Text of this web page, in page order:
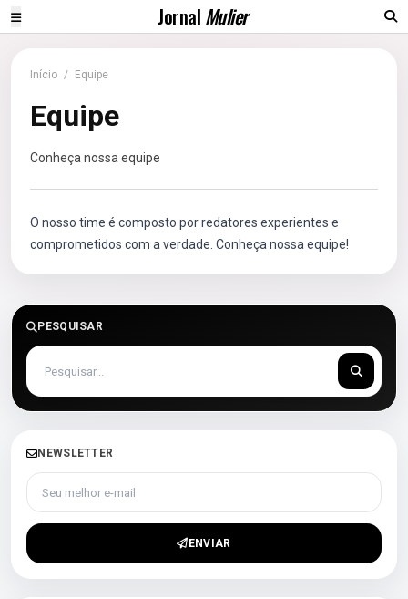
JornalMulier
Início / Equipe
Equipe
Conheça nossa equipe
O nosso time é composto por redatores experientes e
comprometidos com a verdade. Conheça nossa equipe!
PESQUISAR
NEWSLETTER
Seu melhor e-mail
ENVIAR